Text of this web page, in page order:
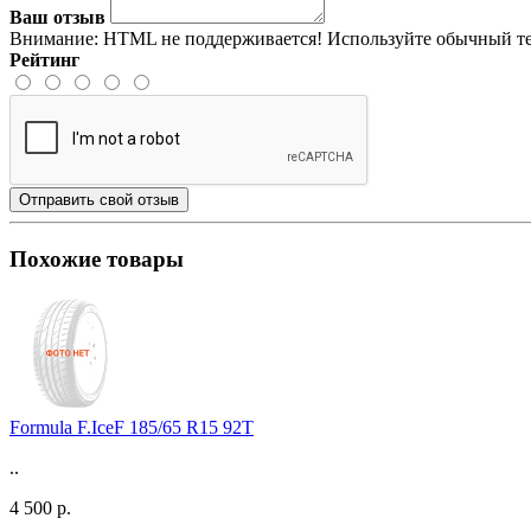
Ваш отзыв
Внимание: HTML не поддерживается! Используйте обычный
Рейтинг
Отправить свой отзыв
Похожие товары
Formula F.IceF 185/65 R15 92T
..
4 500 р.